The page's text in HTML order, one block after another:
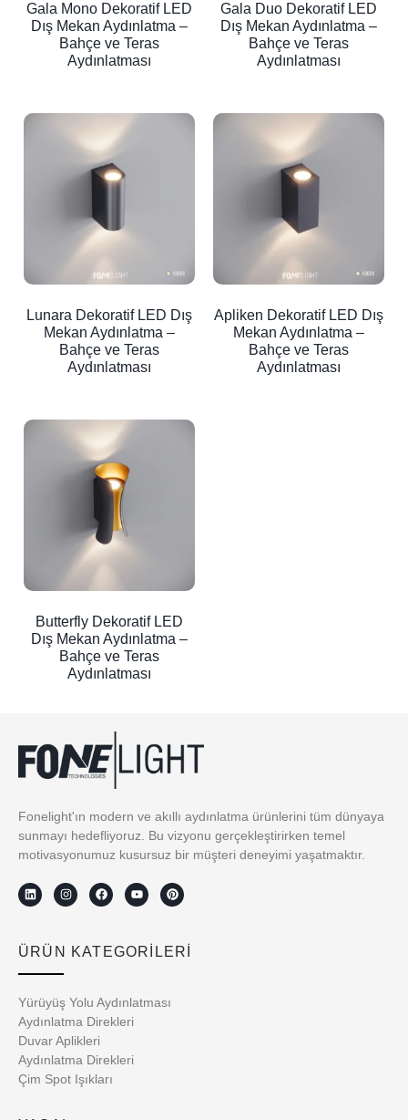
Gala Mono Dekoratif LED
Dış Mekan Aydınlatma –
Bahçe ve Teras
Aydınlatması
Gala Duo Dekoratif LED
Dış Mekan Aydınlatma –
Bahçe ve Teras
Aydınlatması
Lunara Dekoratif LED Dış
Mekan Aydınlatma –
Bahçe ve Teras
Aydınlatması
Apliken Dekoratif LED Dış
Mekan Aydınlatma –
Bahçe ve Teras
Aydınlatması
Butterfly Dekoratif LED
Dış Mekan Aydınlatma –
Bahçe ve Teras
Aydınlatması
Fonelight'ın modern ve akıllı aydınlatma ürünlerini tüm dünyaya
sunmayı hedefliyoruz. Bu vizyonu gerçekleştirirken temel
motivasyonumuz kusursuz bir müşteri deneyimi yaşatmaktır.
ÜRÜN KATEGORİLERİ
Yürüyüş Yolu Aydınlatması
Aydınlatma Direkleri
Duvar Aplikleri
Aydınlatma Direkleri
Çim Spot Işıkları